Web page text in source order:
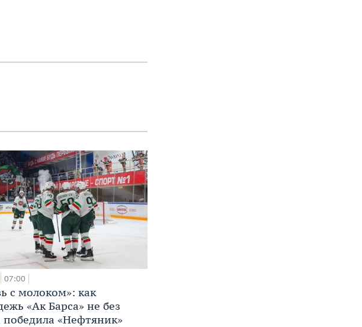
07:00
с молоком»: как
«Ак Барса» не без
победила «Нефтяник»